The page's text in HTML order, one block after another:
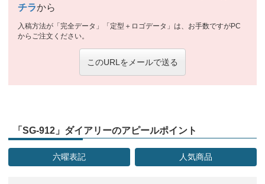
チラから
入稿方法が「完全データ」「定型＋ロゴデータ」は、お手数ですがPC
からご注文ください。
このURLをメールで送る
「SG-912」ダイアリーのアピールポイント
六曜表記 人気商品